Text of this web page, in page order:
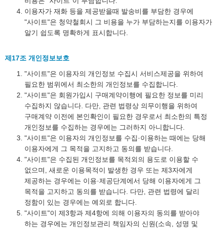
이용자가 재화 등을 제공받을때 발송비를 부담한 경우에
"사이트"은 청약철회시 그 비용을 누가 부담하는지를 이용자가
알기 쉽도록 명확하게 표시합니다.
제17조 개인정보보호
"사이트"은 이용자의 개인정보 수집시 서비스제공을 위하여
필요한 범위에서 최소한의 개인정보를 수집합니다.
"사이트"은 회원가입시 구매계약이행에 필요한 정보를 미리
수집하지 않습니다. 다만, 관련 법령상 의무이행을 위하여
구매계약 이전에 본인확인이 필요한 경우로서 최소한의 특정
개인정보를 수집하는 경우에는 그러하지 아니합니다.
"사이트"은 이용자의 개인정보를 수집·이용하는 때에는 당해
이용자에게 그 목적을 고지하고 동의를 받습니다.
"사이트"은 수집된 개인정보를 목적외의 용도로 이용할 수
없으며, 새로운 이용목적이 발생한 경우 또는 제3자에게
제공하는 경우에는 이용·제공단계에서 당해 이용자에게 그
목적을 고지하고 동의를 받습니다. 다만, 관련 법령에 달리
정함이 있는 경우에는 예외로 합니다.
"사이트"이 제3항과 제4항에 의해 이용자의 동의를 받아야
하는 경우에는 개인정보관리 책임자의 신원(소속, 성명 및